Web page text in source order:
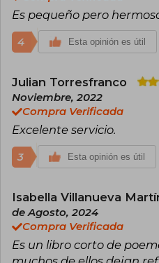
Es pequeño pero
4 Esta opinión es útil
Julian Torresfranco
Noviembre, 2022
Compra Verificada
Excelente servicio.
3 Esta opinión es útil
Isabella Villanueva
de Agosto, 2024
Compra Verificada
Es un libro corto de